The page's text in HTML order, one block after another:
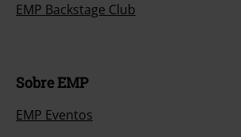
EMP Backstage Club
Sobre EMP
EMP Eventos